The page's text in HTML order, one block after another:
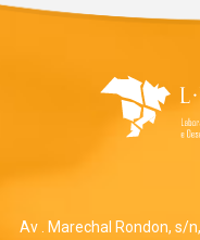
Av . Marechal Rondon, s/